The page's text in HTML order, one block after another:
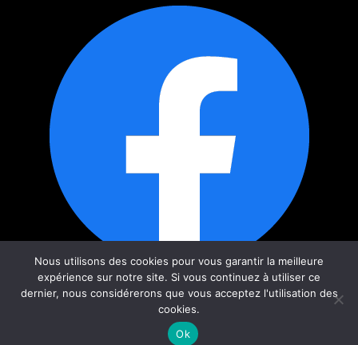
Nous utilisons des cookies pour vous garantir la meilleure
expérience sur notre site. Si vous continuez à utiliser ce
dernier, nous considérerons que vous acceptez l'utilisation des
cookies.
Ok